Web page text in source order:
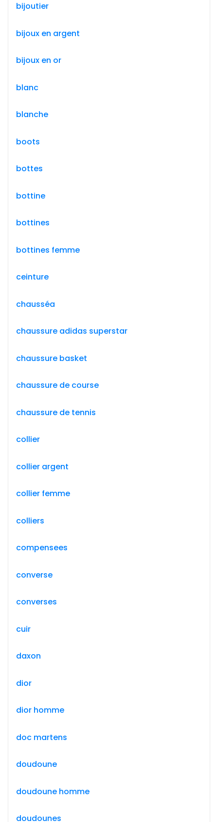
bijoutier
bijoux en argent
bijoux en or
blanc
blanche
boots
bottes
bottine
bottines
bottines femme
ceinture
chausséa
chaussure adidas superstar
chaussure basket
chaussure de course
chaussure de tennis
collier
collier argent
collier femme
colliers
compensees
converse
converses
cuir
daxon
dior
dior homme
doc martens
doudoune
doudoune homme
doudounes